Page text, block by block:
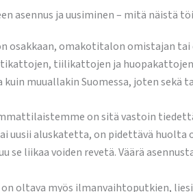
asennus ja uusiminen – mitä näistä
osakkaan, omakotitalon omistajan tai
tiilikattojen ja
kuin muuallakin Suomessa, joten
on sitä vastoin
uusii aluskatetta, on pidettävä huolta
se liikaa voiden revetä. Väärä
on oltava myös ilmanvaihtoputkien,